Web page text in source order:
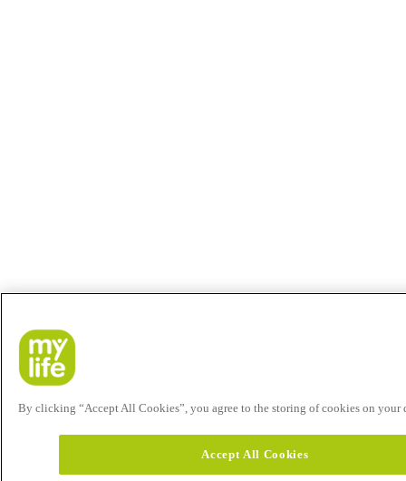
By clicking “Accept All Cookies”, you agree to the storing of cookies on your
Accept All Cookies